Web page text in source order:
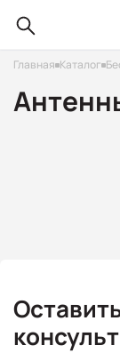
Главная Каталог